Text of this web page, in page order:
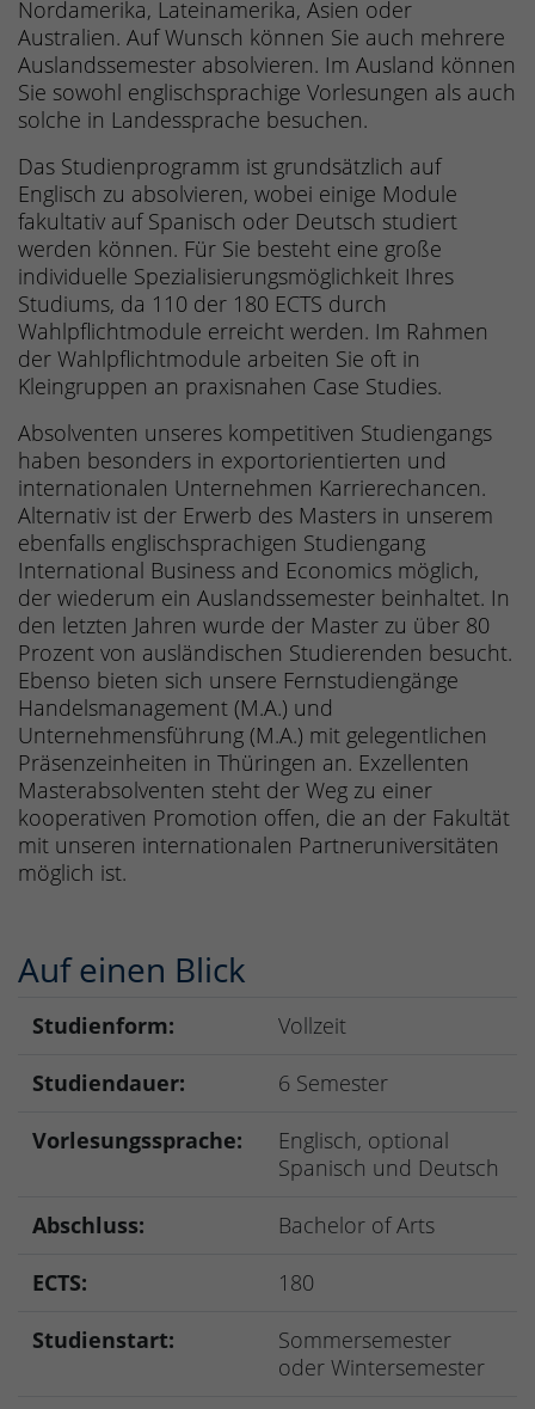
Nordamerika, Lateinamerika, Asien oder
Australien. Auf Wunsch können Sie auch mehrere
Auslandssemester absolvieren. Im Ausland können
Sie sowohl englischsprachige Vorlesungen als auch
solche in Landessprache besuchen.
Das Studienprogramm ist grundsätzlich auf
Englisch zu absolvieren, wobei einige Module
fakultativ auf Spanisch oder Deutsch studiert
werden können. Für Sie besteht eine große
individuelle Spezialisierungsmöglichkeit Ihres
Studiums, da 110 der 180 ECTS durch
Wahlpflichtmodule erreicht werden. Im Rahmen
der Wahlpflichtmodule arbeiten Sie oft in
Kleingruppen an praxisnahen Case Studies.
Absolventen unseres kompetitiven Studiengangs
haben besonders in exportorientierten und
internationalen Unternehmen Karrierechancen.
Alternativ ist der Erwerb des Masters in unserem
ebenfalls englischsprachigen Studiengang
International Business and Economics möglich,
der wiederum ein Auslandssemester beinhaltet. In
den letzten Jahren wurde der Master zu über 80
Prozent von ausländischen Studierenden besucht.
Ebenso bieten sich unsere Fernstudiengänge
Handelsmanagement (M.A.) und
Unternehmensführung (M.A.) mit gelegentlichen
Präsenzeinheiten in Thüringen an. Exzellenten
Masterabsolventen steht der Weg zu einer
kooperativen Promotion offen, die an der Fakultät
mit unseren internationalen Partneruniversitäten
möglich ist.
Auf einen Blick
Studienform:
Vollzeit
Studiendauer:
6 Semester
Vorlesungssprache:
Englisch, optional
Spanisch und Deutsch
Abschluss:
Bachelor of Arts
ECTS:
180
Studienstart:
Sommersemester
oder Wintersemester